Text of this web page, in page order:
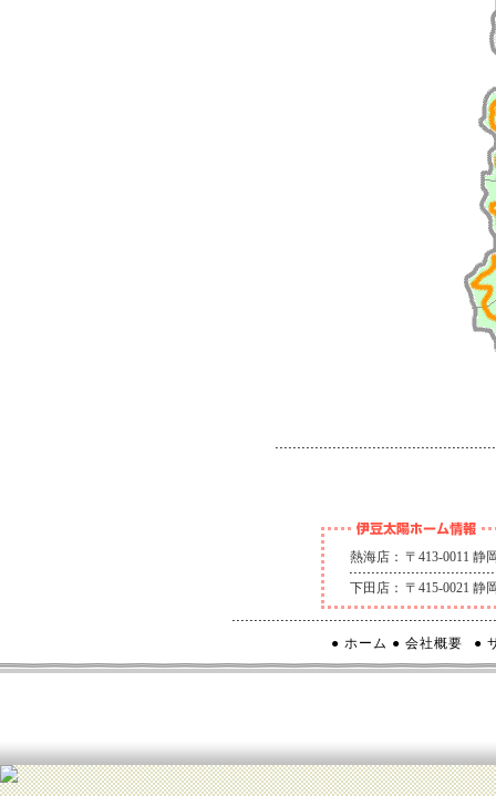
熱海店： 〒413-0011 静
下田店： 〒415-0021 静
● ホーム ● 会社概要 ●